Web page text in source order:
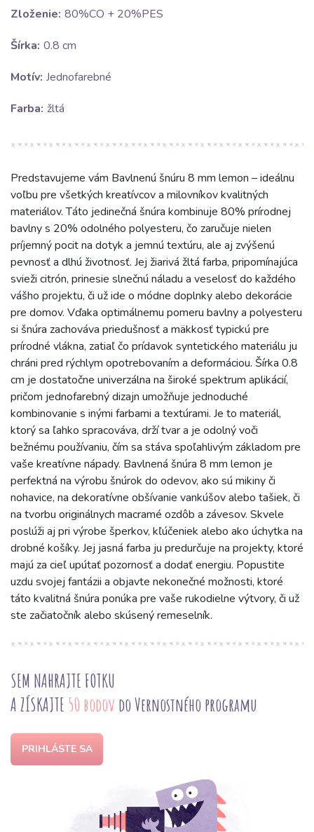
Zloženie: 80%CO + 20%PES
Šírka: 0.8 cm
Motív: Jednofarebné
Farba: žltá
Predstavujeme vám Bavlnenú šnúru 8 mm lemon – ideálnu
voľbu pre všetkých kreatívcov a milovníkov kvalitných
materiálov. Táto jedinečná šnúra kombinuje 80% prírodnej
bavlny s 20% odolného polyesteru, čo zaručuje nielen
príjemný pocit na dotyk a jemnú textúru, ale aj zvýšenú
pevnosť a dlhú životnosť. Jej žiarivá žltá farba, pripomínajúca
svieži citrón, prinesie slnečnú náladu a veselosť do každého
vášho projektu, či už ide o módne doplnky alebo dekorácie
pre domov. Vďaka optimálnemu pomeru bavlny a polyesteru
si šnúra zachováva priedušnosť a mäkkosť typickú pre
prírodné vlákna, zatiaľ čo prídavok syntetického materiálu ju
chráni pred rýchlym opotrebovaním a deformáciou. Šírka 0.8
cm je dostatočne univerzálna na široké spektrum aplikácií,
pričom jednofarebný dizajn umožňuje jednoduché
kombinovanie s inými farbami a textúrami. Je to materiál,
ktorý sa ľahko spracováva, drží tvar a je odolný voči
bežnému používaniu, čím sa stáva spoľahlivým základom pre
vaše kreatívne nápady. Bavlnená šnúra 8 mm lemon je
perfektná na výrobu šnúrok do odevov, ako sú mikiny či
nohavice, na dekoratívne obšívanie vankúšov alebo tašiek, či
na tvorbu originálnych macramé ozdôb a závesov. Skvele
poslúži aj pri výrobe šperkov, kľúčeniek alebo ako úchytka na
drobné košíky. Jej jasná farba ju predurčuje na projekty, ktoré
majú za cieľ upútať pozornosť a dodať energiu. Popustite
uzdu svojej fantázii a objavte nekonečné možnosti, ktoré
táto kvalitná šnúra ponúka pre vaše rukodielne výtvory, či už
ste začiatočník alebo skúsený remeselník.
SEM NAHRAJTE FOTKU
A ZÍSKAJTE 50 bodov do Vernostného programu
PRIHLÁSTE SA